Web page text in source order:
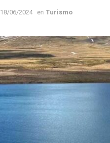
18/06/2024 en Turismo